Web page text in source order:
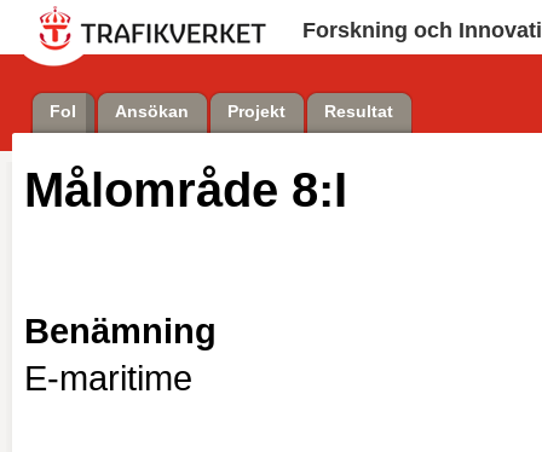
Forskning och
FoI Ansökan Projekt Resultat
Målområde 8:I
Benämning
E-maritime